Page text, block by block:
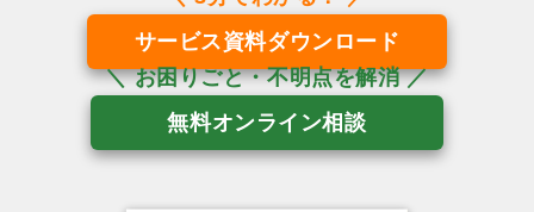
サービス資料ダウンロード
無料オンライン相談